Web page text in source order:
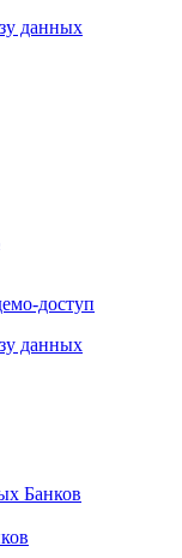
данных
доступ
данных
Банков